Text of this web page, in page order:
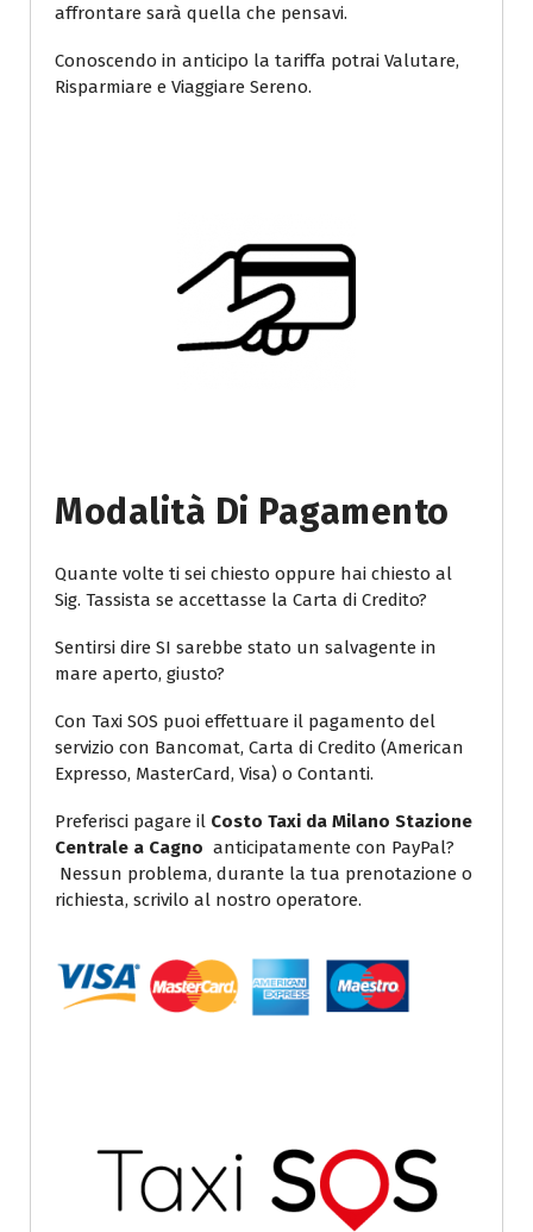
affrontare sarà quella che pensavi.
Conoscendo in anticipo la tariffa potrai Valutare,
Risparmiare e Viaggiare Sereno.
Modalità Di Pagamento
Quante volte ti sei chiesto oppure hai chiesto al
Sig. Tassista se accettasse la Carta di Credito?
Sentirsi dire SI sarebbe stato un salvagente in
mare aperto, giusto?
Con Taxi SOS puoi effettuare il pagamento del
servizio con Bancomat, Carta di Credito (American
Expresso, MasterCard, Visa) o Contanti.
Preferisci pagare il Costo Taxi da Milano Stazione
Centrale a Cagno anticipatamente con PayPal?
Nessun problema, durante la tua prenotazione o
richiesta, scrivilo al nostro operatore.